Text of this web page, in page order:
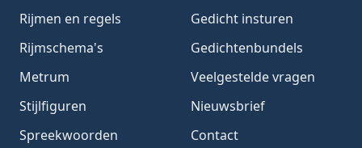
Rijmen en regels
Rijmschema's
Metrum
Stijlfiguren
Spreekwoorden
Gedicht insturen
Gedichtenbundels
Veelgestelde vragen
Nieuwsbrief
Contact